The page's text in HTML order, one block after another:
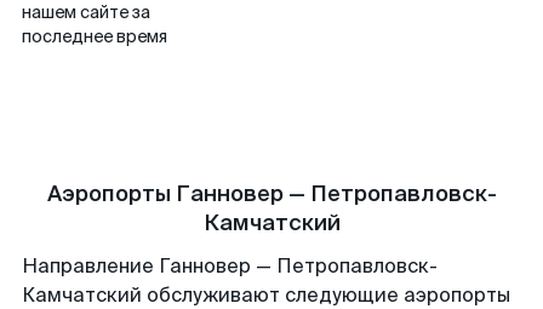
нашем сайте за
последнее время
Аэропорты Ганновер — Петропавловск-
Камчатский
Направление Ганновер — Петропавловск-
Камчатский обслуживают следующие аэропорты